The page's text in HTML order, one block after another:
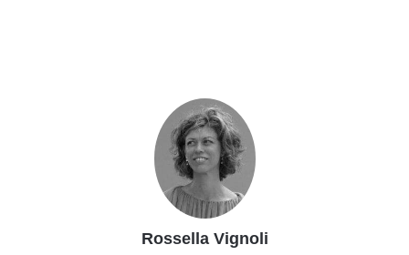
Rossella Vignoli